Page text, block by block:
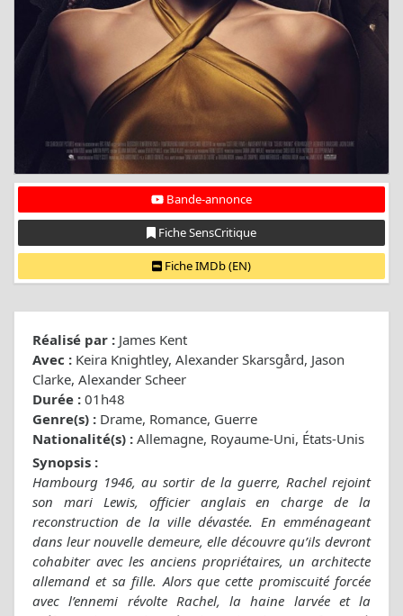
Bande-annonce
Fiche SensCritique
Fiche IMDb (EN)
Réalisé par : James Kent
Avec : Keira Knightley, Alexander Skarsgård, Jason
Clarke, Alexander Scheer
Durée : 01h48
Genre(s) : Drame, Romance, Guerre
Nationalité(s) : Allemagne, Royaume-Uni, États-Unis
Synopsis :
Hambourg 1946, au sortir de la guerre, Rachel rejoint
son mari Lewis, officier anglais en charge de la
reconstruction de la ville dévastée. En emménageant
dans leur nouvelle demeure, elle découvre qu’ils devront
cohabiter avec les anciens propriétaires, un architecte
allemand et sa fille. Alors que cette promiscuité forcée
avec l’ennemi révolte Rachel, la haine larvée et la